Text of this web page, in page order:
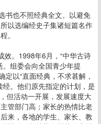
书也不照经典全文。以避免
以选编经史子集诸短篇名作
。
效。1998年6月，“中华古诗
组委会向全国青少年提
定以“直面经典，不求甚解，
。他们原先指定的计划，是
但活动一开展，发展速度大
管部门高；家长的热情比老
来，各地的学生、家长、教